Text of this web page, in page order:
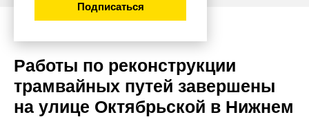
Работы по реконструкции
трамвайных путей завершены
на улице Октябрьской в Нижнем
Подписаться